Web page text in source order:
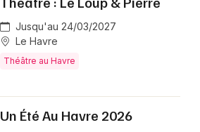
Jusqu'au 24/03/2027
Le Havre
Théâtre au Havre
Un Été Au Havre 2026